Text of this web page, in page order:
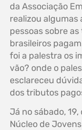
da Associação
realizou algumas
pessoas sobre
brasileiros
foi a palestra os
vão? onde o
esclareceu
dos tributos
Já no sábado,
Núcleo de